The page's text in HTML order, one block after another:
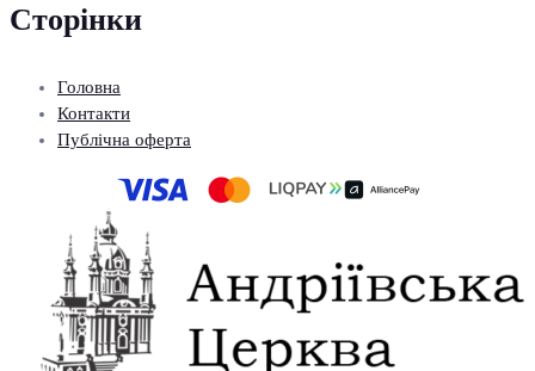
Сторінки
Головна
Контакти
Публічна оферта